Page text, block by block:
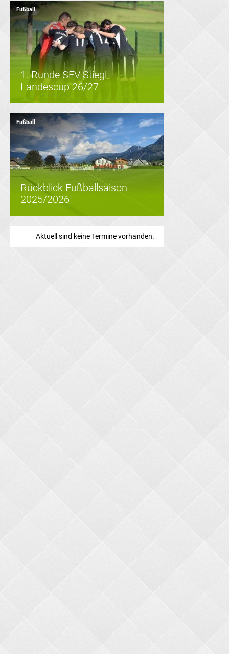
Fußball
1. Runde SFV Stiegl
Landescup 26/27
Fußball
Rückblick Fußballsaison
2025/2026
Aktuell sind keine Termine vorhanden.